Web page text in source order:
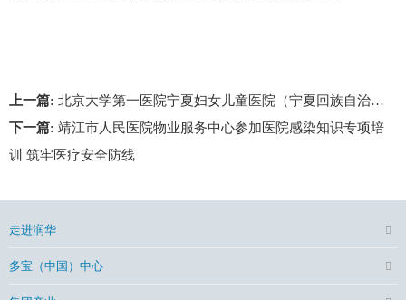
上一篇: 北京大学第一医院宁夏妇女儿童医院（宁夏回族自治区妇幼保健院）物业服务中心组织开展防暴应急演练
下一篇: 靖江市人民医院物业服务中心参加医院感染知识专项培
训 筑牢医疗安全防线
走进润华
多宝（中国）中心